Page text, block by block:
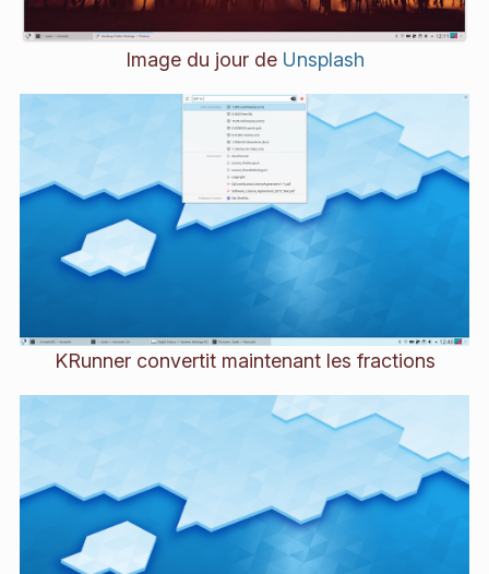
Image du jour de Unsplash
KRunner convertit maintenant les fractions